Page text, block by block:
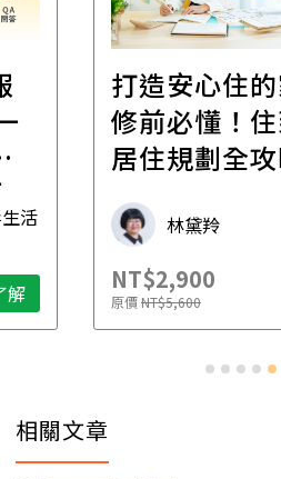
活
解
打造安心住
修前必懂！
居住規劃全
林黛羚
NT$2,900
原價NT$5,600
相關文章